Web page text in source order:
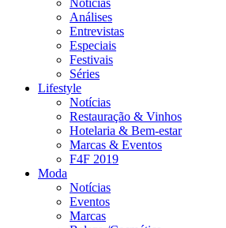
Análises
Entrevistas
Especiais
Festivais
Séries
Lifestyle
Notícias
Restauração & Vinhos
Hotelaria & Bem-estar
Marcas & Eventos
F4F 2019
Moda
Notícias
Eventos
Marcas